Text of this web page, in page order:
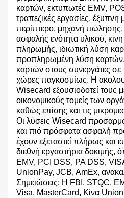
καρτών, εκτυπωτές EMV,
τραπεζικές εργασίες,
περίπτερο, μηχανή πώλησης,
ασφαλής ενότητα υλικού,
πληρωμής, ιδιωτική λύση
προπληρωμένη λύση καρτών,
καρτών στους συνεργάτες
χώρες παγκοσμίως. Η
Wisecard εξουσιοδοτεί τους
οικονομικούς τομείς των
καθώς επίσης και τις
Οι λύσεις Wisecard
και πιό πρόσφατα ασφαλή
έχουν εξεταστεί πλήρως και
διεθνή εργαστήρια δοκιμής,
EMV, PCI DSS, PA DSS,
UnionPay, JCB, AmEx,
Σημειώσεις: Η FBI, STQC,
Visa, MasterCard, Κίνα